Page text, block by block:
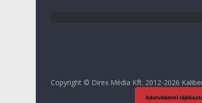
Copyright © Direx Média Kft. 2012-2026
Adatvédelmi